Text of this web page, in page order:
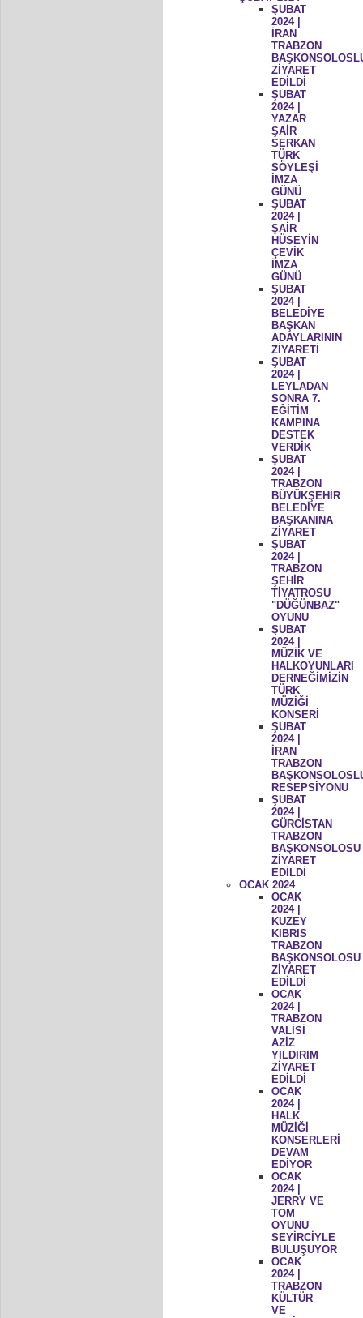
ŞUBAT
2024 |
İRAN
TRABZON
ZİYARET
EDİLDİ
ŞUBAT
2024 |
YAZAR
ŞAİR
SERKAN
TÜRK
SÖYLEŞİ
İMZA
GÜNÜ
ŞUBAT
2024 |
ŞAİR
HÜSEYİN
ÇEVİK
İMZA
GÜNÜ
ŞUBAT
2024 |
BELEDİYE
BAŞKAN
ADAYLARININ
ZİYARETİ
ŞUBAT
2024 |
LEYLADAN
SONRA 7.
EĞİTİM
KAMPINA
DESTEK
VERDİK
ŞUBAT
2024 |
TRABZON
BÜYÜKŞEHİR
BELEDİYE
BAŞKANINA
ZİYARET
ŞUBAT
2024 |
TRABZON
ŞEHİR
TİYATROSU
"DÜĞÜNBAZ"
OYUNU
ŞUBAT
2024 |
MÜZİK VE
HALKOYUNLARI
DERNEĞİMİZİN
TÜRK
MÜZİĞİ
KONSERİ
ŞUBAT
2024 |
İRAN
TRABZON
RESEPSİYONU
ŞUBAT
2024 |
GÜRCİSTAN
TRABZON
BAŞKONSOLOSU
ZİYARET
EDİLDİ
OCAK 2024
OCAK
2024 |
KUZEY
KIBRIS
TRABZON
BAŞKONSOLOSU
ZİYARET
EDİLDİ
OCAK
2024 |
TRABZON
VALİSİ
AZİZ
YILDIRIM
ZİYARET
EDİLDİ
OCAK
2024 |
HALK
MÜZİĞİ
KONSERLERİ
DEVAM
EDİYOR
OCAK
2024 |
JERRY VE
TOM
OYUNU
SEYİRCİYLE
BULUŞUYOR
OCAK
2024 |
TRABZON
KÜLTÜR
VE